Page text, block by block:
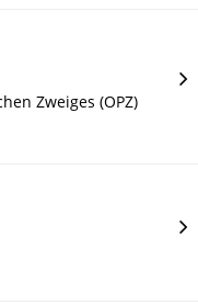
Zweiges (OPZ)